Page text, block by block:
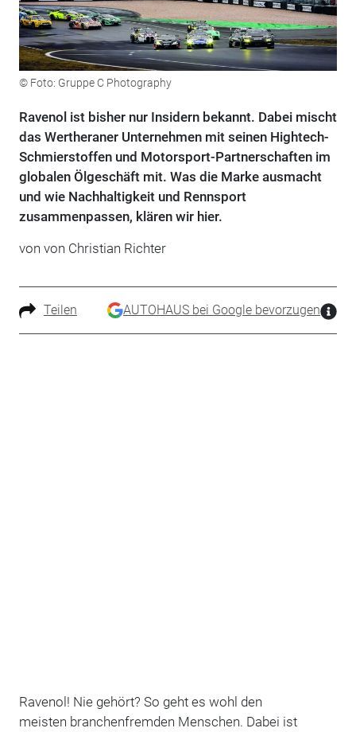
© Foto: Gruppe C Photography
Ravenol ist bisher nur Insidern bekannt. Dabei mischt
das Wertheraner Unternehmen mit seinen Hightech-
Schmierstoffen und Motorsport-Partnerschaften im
globalen Ölgeschäft mit. Was die Marke ausmacht
und wie Nachhaltigkeit und Rennsport
zusammenpassen, klären wir hier.
von von Christian Richter
Teilen AUTOHAUS bei Google bevorzugen
Ravenol! Nie gehört? So geht es wohl den
meisten branchenfremden Menschen. Dabei ist